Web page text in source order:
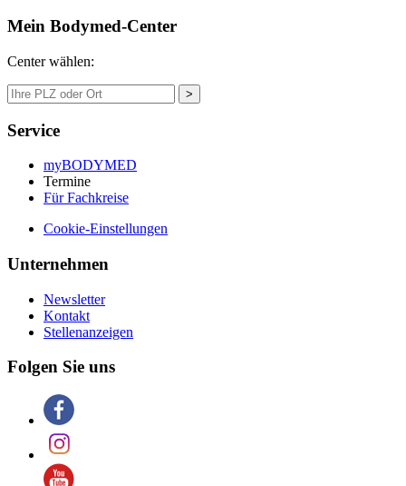
Mein Bodymed-Center
Center wählen:
>
Service
myBODYMED
Termine
Für Fachkreise
Cookie-Einstellungen
Unternehmen
Newsletter
Kontakt
Stellenanzeigen
Folgen Sie uns